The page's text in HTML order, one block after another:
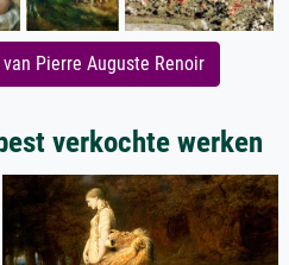
Pierre Auguste Renoir
verkochte werken